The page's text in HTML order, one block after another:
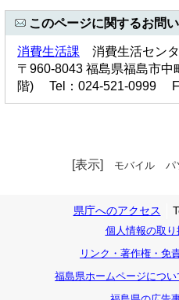
このページに関するお問
消費生活課 消費生活セン
〒960-8043 福島県福島市
階) Tel：024-521-0999
[表示] モバイル パ
県庁へのアクセス
個人情報の取
リンク・著作権・免
福島県ホームページについ